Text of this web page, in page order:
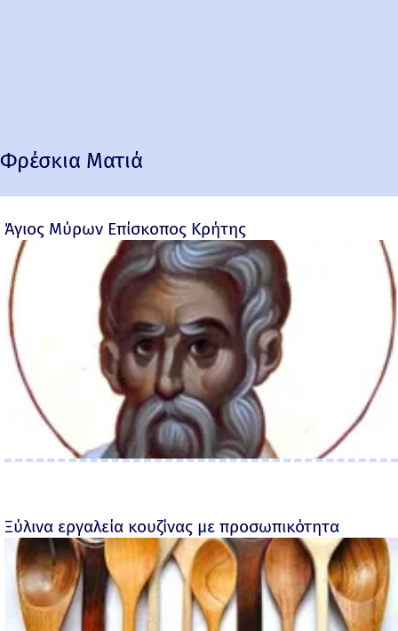
Φρέσκια Ματιά
Άγιος Μύρων Επίσκοπος Κρήτης
Ξύλινα εργαλεία κουζίνας με προσωπικότητα